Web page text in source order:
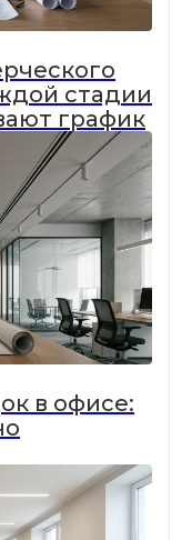
стадии
график
в офисе: